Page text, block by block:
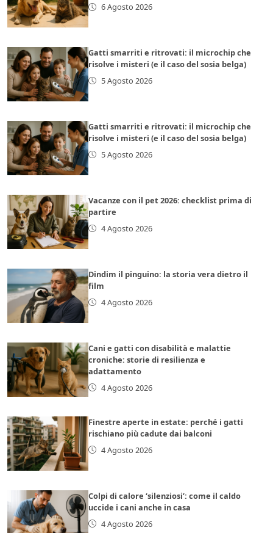
6 Agosto 2026
Gatti smarriti e ritrovati: il microchip che
risolve i misteri (e il caso del sosia belga)
5 Agosto 2026
Gatti smarriti e ritrovati: il microchip che
risolve i misteri (e il caso del sosia belga)
5 Agosto 2026
Vacanze con il pet 2026: checklist prima di
partire
4 Agosto 2026
Dindim il pinguino: la storia vera dietro il
film
4 Agosto 2026
Cani e gatti con disabilità e malattie
croniche: storie di resilienza e
adattamento
4 Agosto 2026
Finestre aperte in estate: perché i gatti
rischiano più cadute dai balconi
4 Agosto 2026
Colpi di calore ‘silenziosi’: come il caldo
uccide i cani anche in casa
4 Agosto 2026